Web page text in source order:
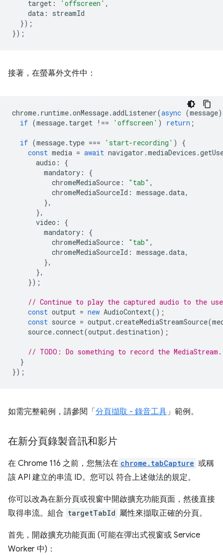
target : 'offscreen' ,
data :
streamId
});
});
接著，在螢幕外文件中：
chrome. runtime.onMessage.addListener(async (message)
if (message. target !== 'offscreen' ) return ;
if (message. type === 'start-recording' )
{
const media = await navigator .mediaDevices .
audio :
{
mandatory :
{
chromeMediaSource : "tab" ,
chromeMediaSourceId : message.data,
},
},
video :
{
mandatory :
{
chromeMediaSource : "tab" ,
chromeMediaSourceId : message.data,
},
},
});
// Continue to play the captured audio to the
const output = new AudioContext();
const source = output .createMediaStreamSource(
source.connect(output .destination);
// TODO: Do something to record the MediaStream.
}
});
如需完整範例，請參閱「分頁擷取 - 錄音工具 」範例。
在新分頁錄製音訊和影片
在 Chrome 116 之前，您無法在 chrome.tabCapture 或稱
該 API 建立的串流 ID。您可以 符合上述做法的規定。
你可以改為在新分頁或視窗中開啟擴充功能頁面，然後直接
取得串流。組合 targetTabId 屬性來擷取正確的分頁。
首先，開啟擴充功能頁面 (可能在彈出式視窗或 Service
Worker 中)：